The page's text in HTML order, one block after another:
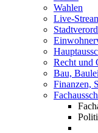
Wahlen
Live-
Recht und
Bau,
Finanzen,